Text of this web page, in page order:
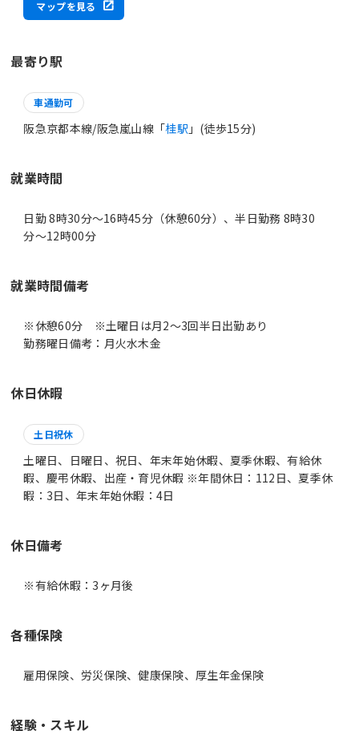
マップを見る
最寄り駅
車通勤可
阪急京都本線/阪急嵐山線「桂駅 」(徒歩15分)
就業時間
日勤 8時30分〜16時45分（休憩60分）、半日勤務 8時30
分〜12時00分
就業時間備考
※休憩60分 ※土曜日は月2～3回半日出勤あり
休日休暇
土日祝休
土曜日、日曜日、祝日、年末年始休暇、夏季休暇、有給休
暇、慶弔休暇、出産・育児休暇 ※年間休日：112日、夏季休
暇：3日、年末年始休暇：4日
休日備考
※有給休暇：3ヶ月後
各種保険
雇用保険、労災保険、健康保険、厚生年金保険
経験・スキル